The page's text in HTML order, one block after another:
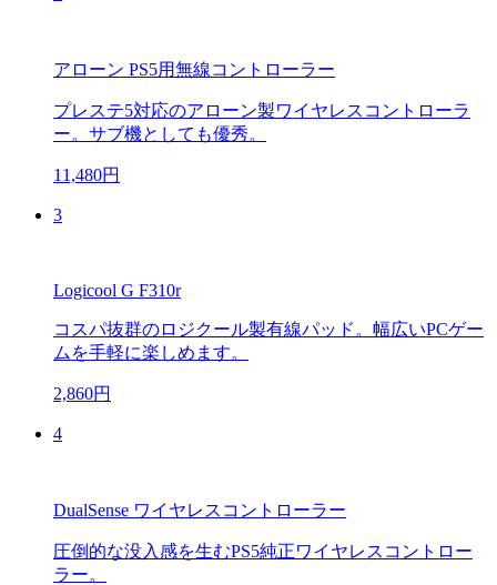
アローン PS5用無線コントローラー
プレステ5対応のアローン製ワイヤレスコントローラ
ー。サブ機としても優秀。
11,480円
3
Logicool G F310r
コスパ抜群のロジクール製有線パッド。幅広いPCゲー
ムを手軽に楽しめます。
2,860円
4
DualSense ワイヤレスコントローラー
圧倒的な没入感を生むPS5純正ワイヤレスコントロー
ラー。